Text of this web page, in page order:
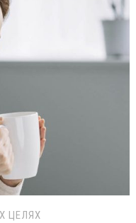
ЦЕЛЯХ